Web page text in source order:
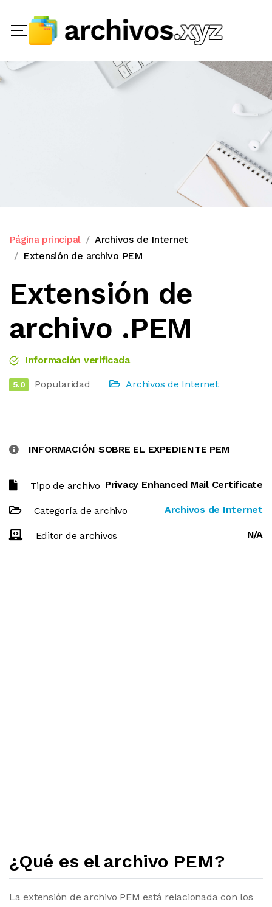
Página principal
Archivos de Internet
Extensión de archivo PEM
Extensión de
archivo .PEM
Información verificada
5.0 Popularidad Archivos de Internet
INFORMACIÓN SOBRE EL EXPEDIENTE PEM
Tipo de archivo Privacy Enhanced Mail Certificate
Categoría de archivo Archivos de Internet
Editor de archivos N/A
¿Qué es el archivo PEM?
La extensión de archivo PEM está relacionada con los